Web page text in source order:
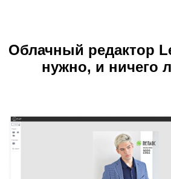
Облачный редактор
нужно, и ничего